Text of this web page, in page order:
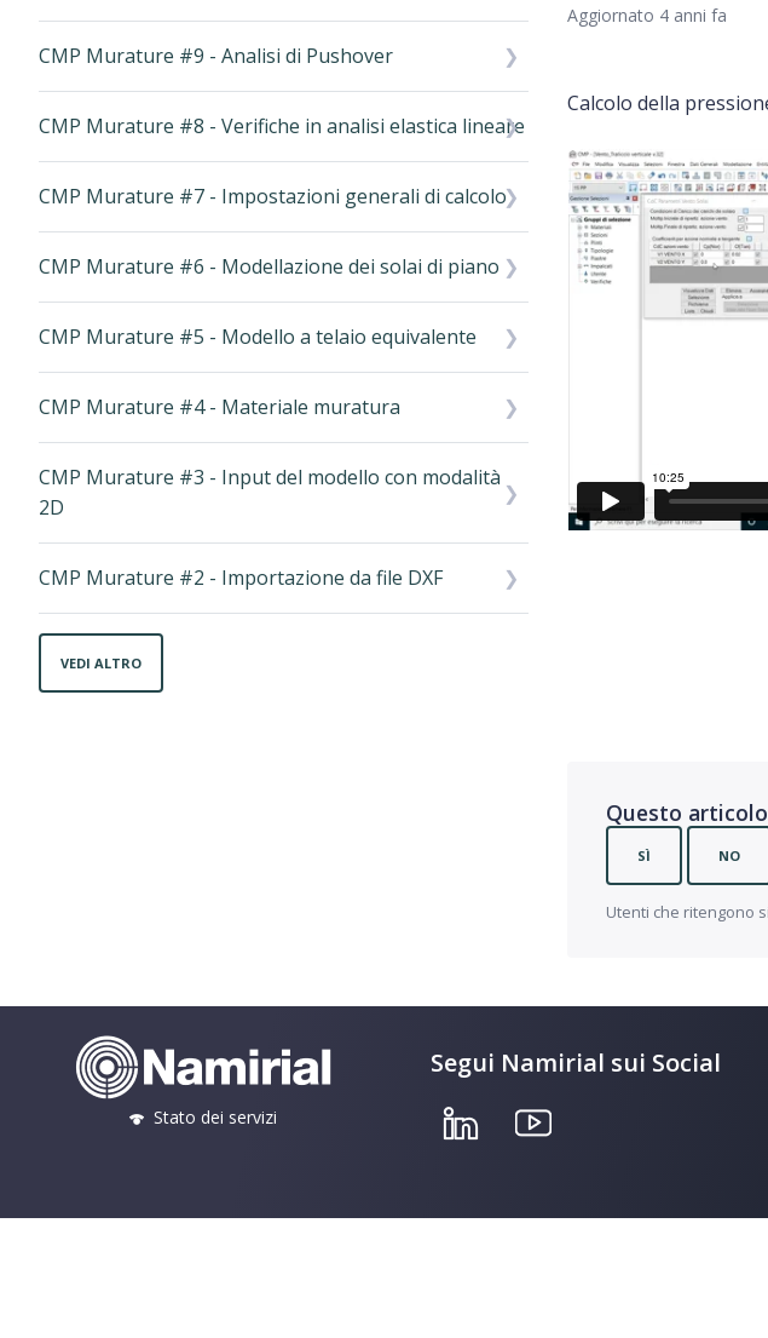
CMP Murature #9 - Analisi di Pushover
CMP Murature #8 - Verifiche in analisi elastica lineare
CMP Murature #7 - Impostazioni generali di calcolo
CMP Murature #6 - Modellazione dei solai di piano
CMP Murature #5 - Modello a telaio equivalente
CMP Murature #4 - Materiale muratura
CMP Murature #3 - Input del modello con modalità
2D
CMP Murature #2 - Importazione da file DXF
VEDI ALTRO
Aggiornato 4 anni fa
Calcolo della
Questo
SÌ NO
Utenti che ritengono
Stato dei servizi
Segui Namirial sui Social